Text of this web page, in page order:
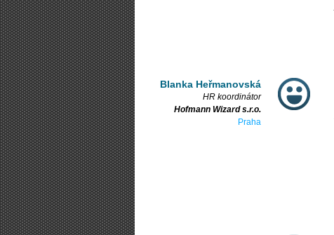
Blanka Heřmanovská
HR koordinátor
Hofmann Wizard s.r.o.
Praha